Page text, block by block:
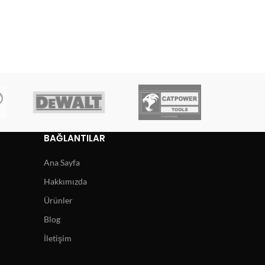
BAĞLANTILAR
Ana Sayfa
Hakkımızda
Ürünler
Blog
İletişim